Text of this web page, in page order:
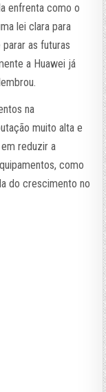
enfrenta como o
lei clara para
as futuras
a Huawei já
na
muito alta e
reduzir a
como
do crescimento no